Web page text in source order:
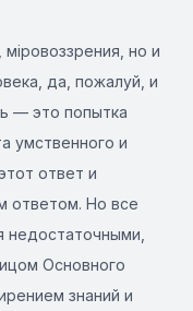
но и
да, пожалуй, и
— это попытка
умственного и
ответ и
ответом. Но все
недостаточными,
Основного
знаний и